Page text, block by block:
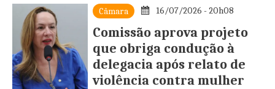
Câmara 16/07/2026 - 20h08
Comissão aprova projeto
que obriga condução à
delegacia após relato de
violência contra mulher